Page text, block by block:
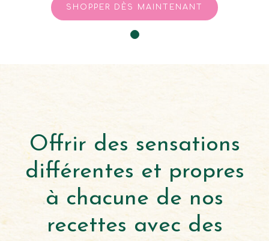
SHOPPER DЀS MAINTENANT
Offrir des sensations
différentes et propres
à chacune de nos
recettes avec des